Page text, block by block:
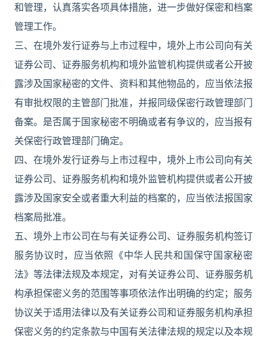
和管理，认真落实各项具体措施，进一步做好保密和档案
管理工作。
三、在境外发行证券与上市过程中，境外上市公司向有关
证券公司、证券服务机构和境外监管机构提供或者公开披
露涉及国家秘密的文件、资料和其他物品的，应当依法报
有审批权限的主管部门批准，并报同级保密行政管理部门
备案。是否属于国家秘密不明确或者有争议的，应当报有
关保密行政管理部门确定。
四、在境外发行证券与上市过程中，境外上市公司向有关
证券公司、证券服务机构和境外监管机构提供或者公开披
露涉及国家安全或者重大利益的档案的，应当依法报国家
档案局批准。
五、境外上市公司在与有关证券公司、证券服务机构签订
服务协议时，应当依照《中华人民共和国保守国家秘密
法》等法律法规及本规定，对有关证券公司、证券服务机
构承担保密义务的范围等事项依法作出明确的约定；服务
协议关于适用法律以及有关证券公司和证券服务机构承担
保密义务的约定条款与中国有关法律法规的规定以及本规